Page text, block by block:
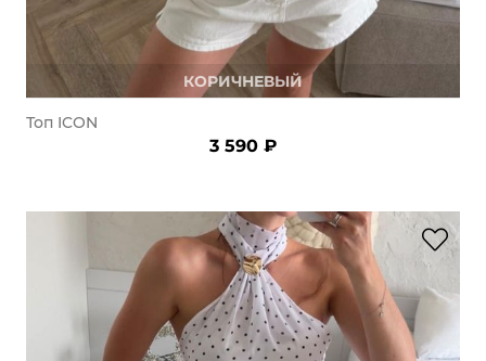
КОРИЧНЕВЫЙ
Топ ICON
3 590 ₽